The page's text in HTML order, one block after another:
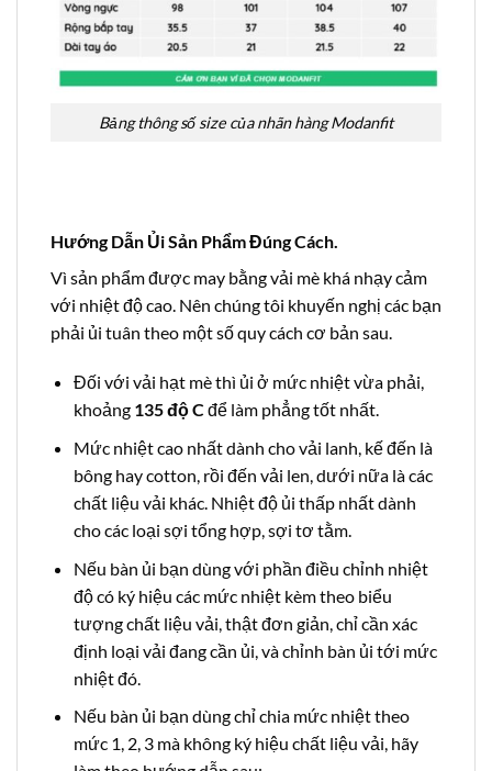
Bảng thông số size của nhãn hàng Modanfit
Hướng Dẫn Ủi Sản Phẩm Đúng Cách.
Vì sản phẩm được may bằng vải mè khá nhạy cảm
với nhiệt độ cao. Nên chúng tôi khuyến nghị các bạn
phải ủi tuân theo một số quy cách cơ bản sau.
Đối với vải hạt mè thì ủi ở mức nhiệt vừa phải,
khoảng 135 độ Cđể làm phẳng tốt nhất.
Mức nhiệt cao nhất dành cho vải lanh, kế đến là
bông hay cotton, rồi đến vải len, dưới nữa là các
chất liệu vải khác. Nhiệt độ ủi thấp nhất dành
cho các loại sợi tổng hợp, sợi tơ tằm.
Nếu bàn ủi bạn dùng với phần điều chỉnh nhiệt
độ có ký hiệu các mức nhiệt kèm theo biểu
tượng chất liệu vải, thật đơn giản, chỉ cần xác
định loại vải đang cần ủi, và chỉnh bàn ủi tới mức
nhiệt đó.
Nếu bàn ủi bạn dùng chỉ chia mức nhiệt theo
mức 1, 2, 3 mà không ký hiệu chất liệu vải, hãy